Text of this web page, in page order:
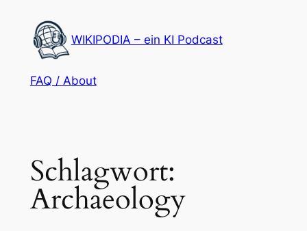
Inhalt
springen
WIKIPODIA – ein KI Podcast
FAQ / About
Schlagwort:
Archaeology